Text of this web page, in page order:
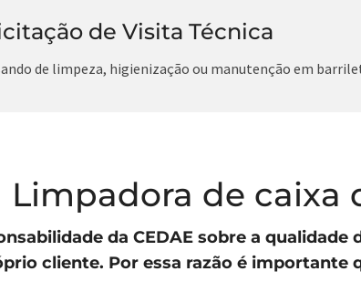
de Visita Técnica
de limpeza, higienização ou manutenção em
Limpadora de caixa
da CEDAE sobre a qualidade
cliente. Por essa razão é importante